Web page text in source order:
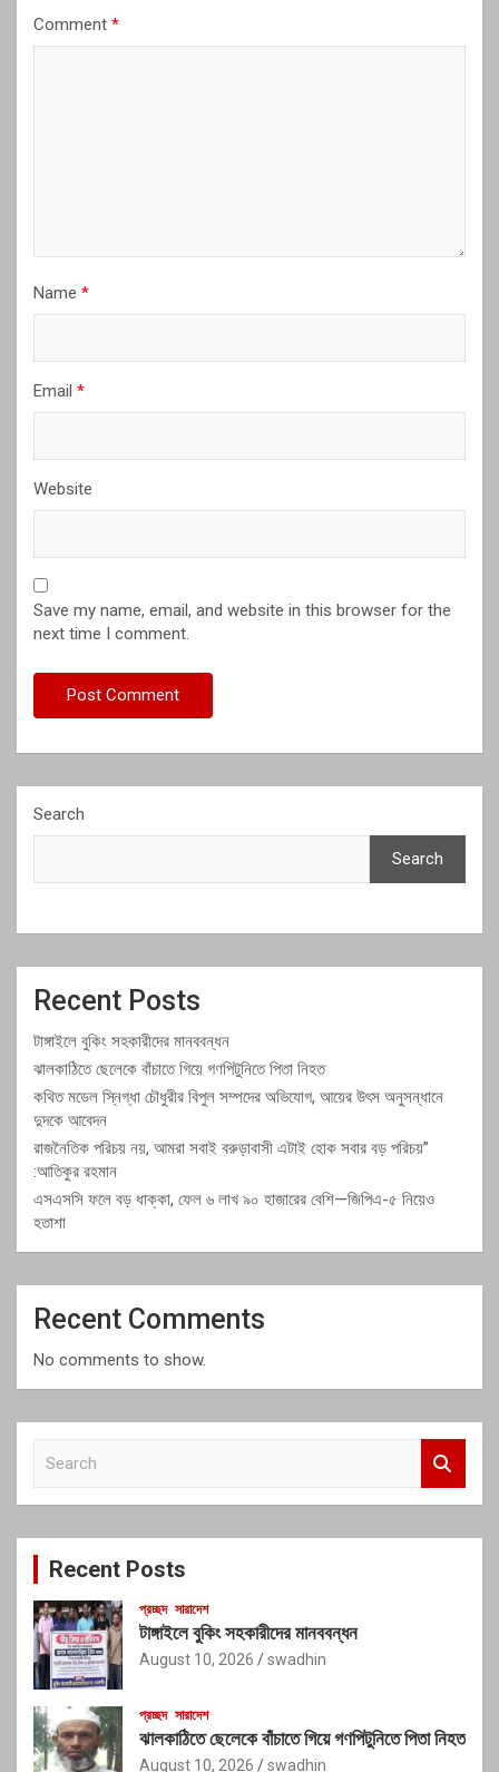
Comment *
Name *
Email *
Website
Save my name, email, and website in this browser for the
next time I comment.
Search
Search
Recent Posts
টাঙ্গাইলে বুকিং সহকারীদের মানববন্ধন
ঝালকাঠিতে ছেলেকে বাঁচাতে গিয়ে গণপিটুনিতে পিতা নিহত
কথিত মডেল স্নিগ্ধা চৌধুরীর বিপুল সম্পদের অভিযোগ, আয়ের উৎস অনুসন্ধানে
দুদকে আবেদন
রাজনৈতিক পরিচয় নয়, আমরা সবাই বরুড়াবাসী এটাই হোক সবার বড় পরিচয়”
:আতিকুর রহমান
এসএসসি ফলে বড় ধাক্কা, ফেল ৬ লাখ ৯০ হাজারের বেশি—জিপিএ-৫ নিয়েও
হতাশা
Recent Comments
No comments to show.
c
Recent Posts
প্রচ্ছদ সারাদেশ
টাঙ্গাইলে বুকিং সহকারীদের মানববন্ধন
August 10, 2026 swadhin
প্রচ্ছদ সারাদেশ
ঝালকাঠিতে ছেলেকে বাঁচাতে গিয়ে গণপিটুনিতে পিতা নিহত
August 10, 2026 swadhin